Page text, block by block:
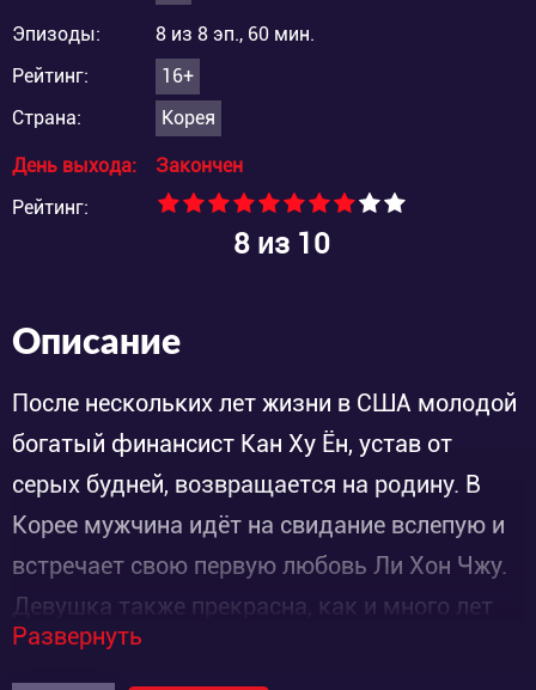
Эпизоды:
8 из 8 эп., 60 мин.
Рейтинг:
16+
Страна:
Корея
День выхода:
Закончен
Рейтинг:
8из 10
Описание
После нескольких лет жизни в США молодой
богатый финансист Кан Ху Ён, устав от
серых будней, возвращается на родину. В
Корее мужчина идёт на свидание вслепую и
встречает свою первую любовь Ли Хон Чжу.
Девушка также прекрасна, как и много лет
назад, только теперь она серьёзный
Развернуть